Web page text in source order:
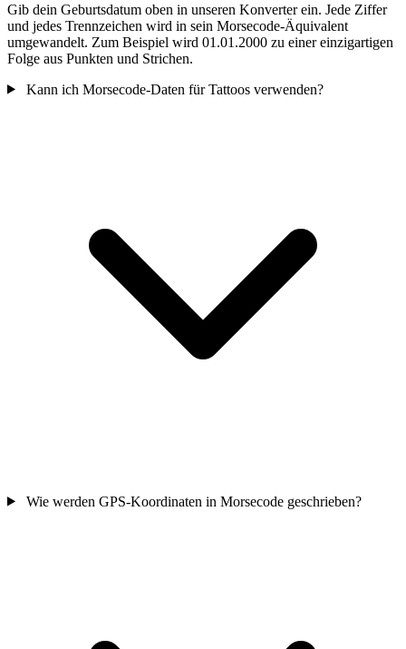
Gib dein Geburtsdatum oben in unseren Konverter ein. Jede Ziffer
und jedes Trennzeichen wird in sein Morsecode-Äquivalent
umgewandelt. Zum Beispiel wird 01.01.2000 zu einer einzigartigen
Folge aus Punkten und Strichen.
Kann ich Morsecode-Daten für Tattoos verwenden?
Wie werden GPS-Koordinaten in Morsecode geschrieben?